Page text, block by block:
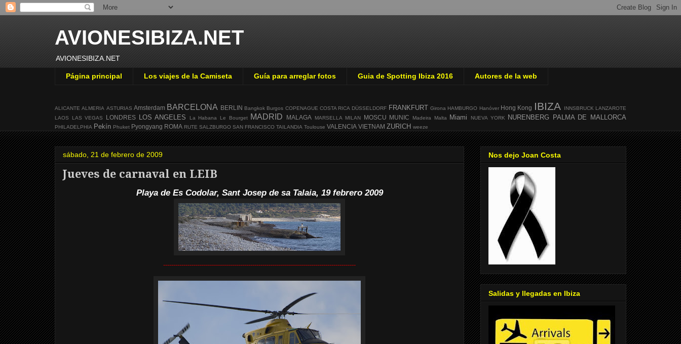
AVIONESIBIZA.NET
AVIONESIBIZA.NET
Página principal Los viajes de la Camiseta Guía para arreglar fotos Guia de Spotting Ibiza 2016 Autores de la web
ALICANTE ALMERIA ASTURIAS Amsterdam BARCELONA BERLIN Bangkok Burgos COPENAGUE COSTA RICA DÜSSELDORF FRANKFURT Girona HAMBURGO Hanóver Hong Kong IBIZA INNSBRUCK LANZAROTE
LAOS
LAS VEGAS LONDRES LOS ANGELES La Habana Le Bourget MADRID MALAGA MARSELLA MILAN MOSCU MUNIC Madeira Malta Miami NUEVA YORK NURENBERG PALMA DE MALLORCA
PHILADELPHIA Pekín Phuket Pyongyang ROMA RUTE SALZBURGO SAN FRANCISCO TAILANDIA Toulouse VALENCIA VIETNAM ZURICH weeze
sábado, 21 de febrero de 2009
Jueves de carnaval en LEIB
Playa de Es Codolar, Sant Josep de sa Talaia, 19 febrero 2009
-----------------------------------------------------------------------------------------------
Nos dejo Joan Costa
Salidas y llegadas en Ibiza